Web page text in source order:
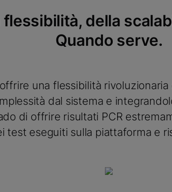
della
Quando serve.
una flessibilità
dal sistema e
di offrire risultati PCR
test eseguiti sulla piattaforma e